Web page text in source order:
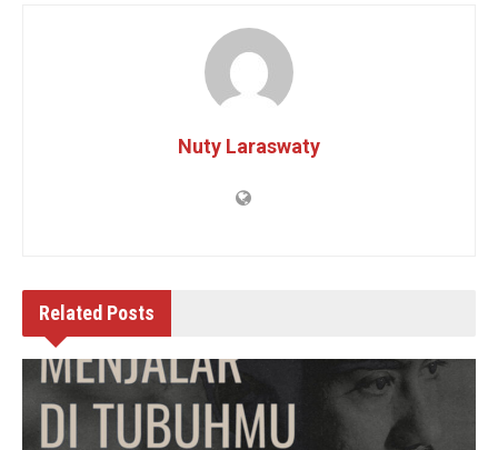
Nuty Laraswaty
Related Posts